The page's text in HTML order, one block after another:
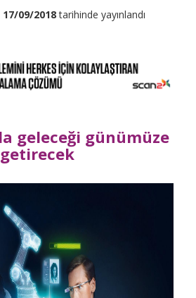
17/09/2018tarihinde yayınlandı
geleceği günümüze
getirecek